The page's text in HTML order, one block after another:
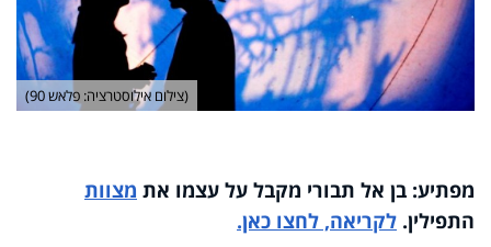
(צילום אילוסטרציה: פלאש 90)
מפתיע: בן אל תבורי מקבל על עצמו את מצוות
התפילין. לקריאה, לחצו כאן.